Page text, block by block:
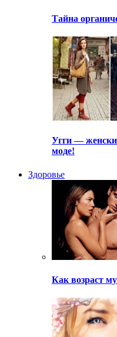
Тайна
Угги —
моде!
Здоровье
Как возраст